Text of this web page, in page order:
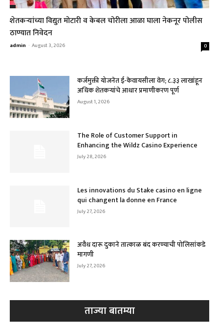
शेतकऱ्यांच्या विद्युत मोटारी व केबल चोरीला आळा घाला नेकनूर पोलीस
ठाण्यात निवेदन
admin - August 3, 2026 0
कर्जमुक्ती योजनेत ई-केवायसीला वेग; ८.३३ लाखांहून
अधिक शेतकऱ्यांचे आधार प्रमाणीकरण पूर्ण
August 1, 2026
The Role of Customer Support in
Enhancing the Wildz Casino Experience
July 28, 2026
Les innovations du Stake casino en ligne
qui changent la donne en France
July 27, 2026
अवैध दारू दुकाने तात्काळ बंद करण्याची पोलिसांकडे
मागणी
July 27, 2026
ताज्या बातम्या